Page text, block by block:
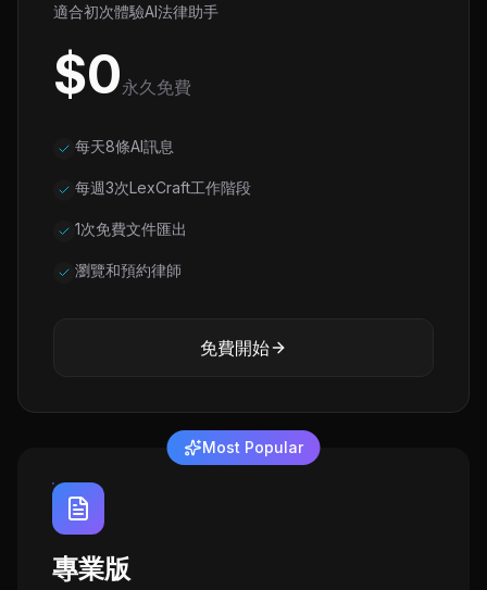
適合初次體驗AI法律助手
$0永久免費
每天8條AI訊息
每週3次LexCraft工作階段
1次免費文件匯出
瀏覽和預約律師
免費開始
Most Popular
專業版